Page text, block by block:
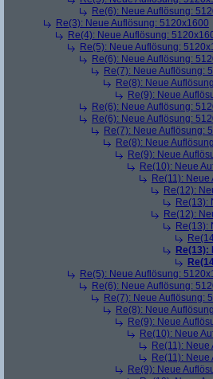
Re(6): Neue Auflösung:
Re(3): Neue Auflösung: 5120x1600
Re(4): Neue Auflösung:
Re(5): Neue Auflösung:
Re(6): Neue Auflösung:
Re(7): Neue Auflösung:
Re(8): Neue
Re(9): Neue
Re(6): Neue Auflösung:
Re(6): Neue Auflösung:
Re(7): Neue Auflösung:
Re(8): Neue
Re(9): Neue
Re(10): Neue
Re(11):
Re(12):
Re(13):
Re(12):
Re(13):
Re(13):
Re(5): Neue Auflösung:
Re(6): Neue Auflösung:
Re(7): Neue Auflösung:
Re(8): Neue
Re(9): Neue
Re(10): Neue
Re(11):
Re(11):
Re(9): Neue